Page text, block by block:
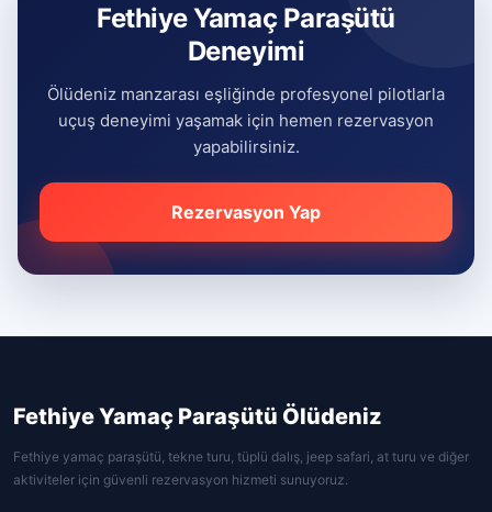
Fethiye Yamaç Paraşütü
Deneyimi
Ölüdeniz manzarası eşliğinde profesyonel pilotlarla
uçuş deneyimi yaşamak için hemen rezervasyon
yapabilirsiniz.
Rezervasyon Yap
Fethiye Yamaç Paraşütü Ölüdeniz
Fethiye yamaç paraşütü, tekne turu, tüplü dalış, jeep safari, at turu ve diğer
aktiviteler için güvenli rezervasyon hizmeti sunuyoruz.